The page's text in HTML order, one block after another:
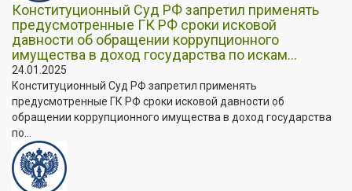
Конституционный Суд РФ запретил применять
предусмотренные ГК РФ сроки исковой
давности об обращении коррупционного
имущества в доход государства по искам...
24.01.2025
Конституционный Суд РФ запретил применять
предусмотренные ГК РФ сроки исковой давности об
обращении коррупционного имущества в доход государства
по...